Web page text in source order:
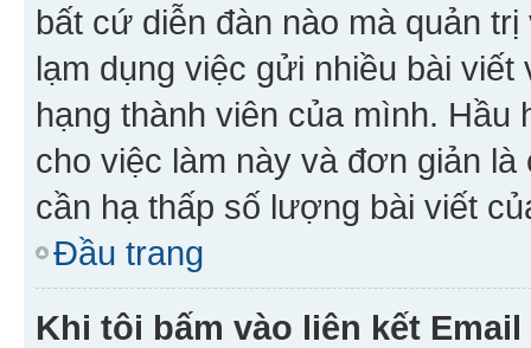
bất cứ diễn đàn nào mà quản
lạm dụng việc gửi nhiều bài
hạng thành viên của mình. Hầu
cho việc làm này và đơn giản
cần hạ thấp số lượng bài viết
Đầu trang
Khi tôi bấm vào liên kết